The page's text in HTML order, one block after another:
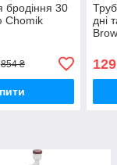
бродіння 30
Chomik
854 ₴
дні